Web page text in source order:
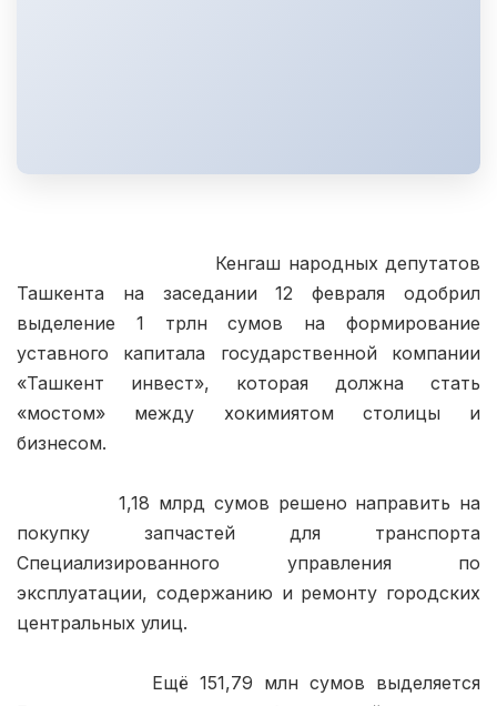
Ташкента на заседании 12 февраля одобрил
выделение 1 трлн сумов на формирование
уставного капитала государственной компании
«Ташкент инвест», которая должна стать
«мостом» между хокимиятом столицы и
бизнесом.
            1,18 млрд сумов решено направить на
покупку запчастей для транспорта
Специализированного управления по
эксплуатации, содержанию и ремонту городских
центральных улиц.